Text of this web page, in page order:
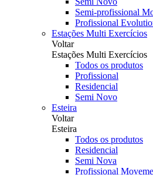
Semi-profissional
Profissional
Estações Multi Exercícios
Voltar
Estações Multi Exercícios
Todos os produtos
Profissional
Residencial
Semi Novo
Esteira
Voltar
Esteira
Todos os produtos
Residencial
Semi Nova
Profissional